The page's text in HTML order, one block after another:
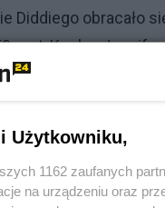
Diddiego obracało
Kesha,
Harry, książę
chciała być jak
Użytkowniku,
1162 zaufanych
na urządzeniu oraz